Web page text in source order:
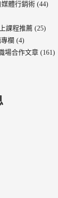
體行銷術 (44)
課程推薦 (25)
欄 (4)
場合作文章 (161)